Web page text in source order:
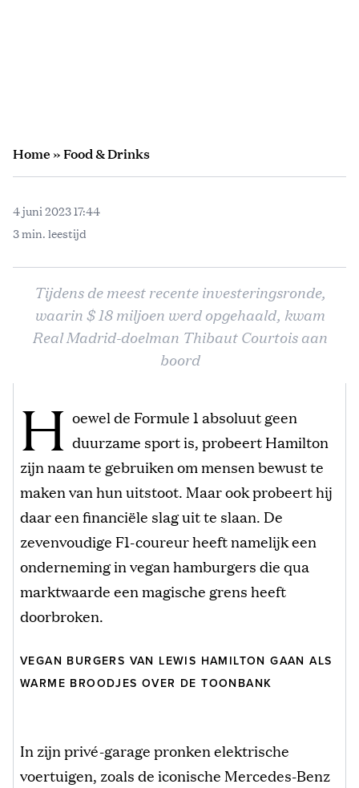
Home»Food & Drinks
4 juni 2023 17:44
3 min. leestijd
Tijdens de meest recente investeringsronde,
waarin $ 18 miljoen werd opgehaald, kwam
Real Madrid-doelman Thibaut Courtois aan
boord
H oewel de Formule 1 absoluut geen
duurzame sport is, probeert Hamilton
zijn naam te gebruiken om mensen bewust te
maken van hun uitstoot. Maar ook probeert hij
daar een financiële slag uit te slaan. De
zevenvoudige F1-coureur heeft namelijk een
onderneming in vegan hamburgers die qua
marktwaarde een magische grens heeft
doorbroken.
VEGAN BURGERS VAN LEWIS HAMILTON GAAN ALS
WARME BROODJES OVER DE TOONBANK
In zijn privé-garage pronken elektrische
voertuigen, zoals de iconische Mercedes-Benz